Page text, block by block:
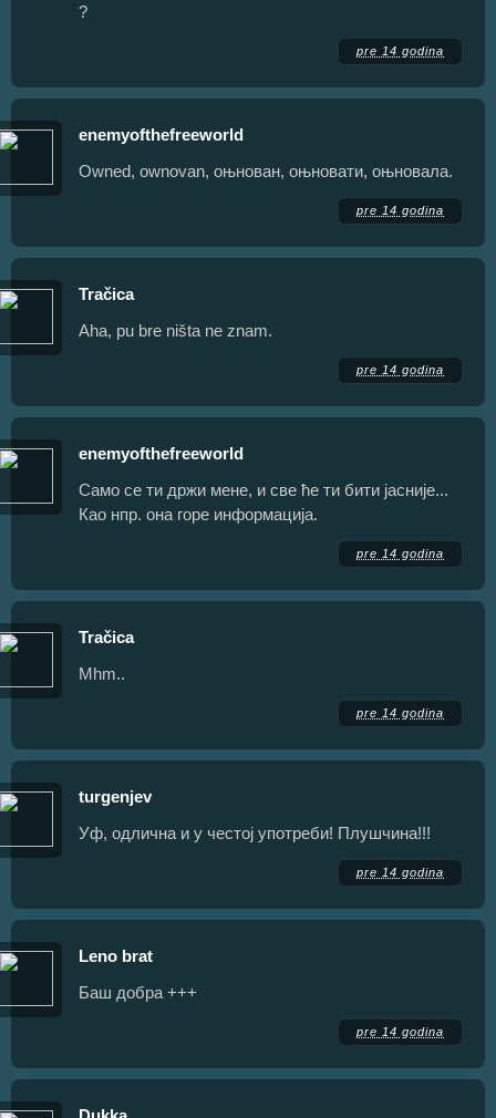
?
pre 14 godina
enemyofthefreeworld
Owned, ownovan, оњнован, оњновати, оњновала.
pre 14 godina
Tračica
Aha, pu bre ništa ne znam.
pre 14 godina
enemyofthefreeworld
Само се ти држи мене, и све ће ти бити јасније...
Као нпр. она горе информација.
pre 14 godina
Tračica
Mhm..
pre 14 godina
turgenjev
Уф, одлична и у честој употреби! Плушчина!!!
pre 14 godina
Leno brat
Баш добра +++
pre 14 godina